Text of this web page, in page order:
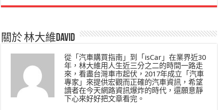
關於 林大維David
從「汽車購買指南」到「isCar」在業界近30
年，林大維用人生近三分之二的時間一路走
來，看盡台灣車市起伏，2017年成立「汽車
專家」來提供宏觀而正確的汽車資訊，希望
讀者在今天網路資訊爆炸的時代，還願意靜
下心來好好把文章看完。